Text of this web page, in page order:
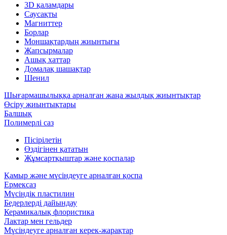
3D қаламдары
Саусақты
Магниттер
Борлар
Моншақтардың жиынтығы
Жапсырмалар
Ашық хаттар
Домалақ шашақтар
Шенил
Шығармашылыққа арналған жаңа жылдық жиынтықтар
Өсіру жиынтықтары
Балшық
Полимерлі саз
Пісірілетін
Өздігінен қататын
Жұмсартқыштар және қоспалар
Қамыр және мүсіндеуге арналған қоспа
Ермексаз
Мүсіндік пластилин
Бедерлерді дайындау
Керамикалық флористика
Лактар мен гельдер
Мүсіндеуге арналған керек-жарақтар